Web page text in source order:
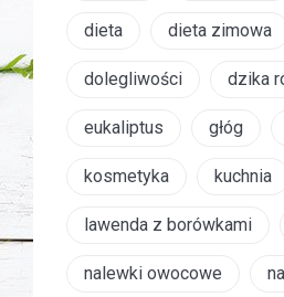
dieta dieta zimowa
dolegliwości dzika
eukaliptus głóg
kosmetyka kuchnia
lawenda z borówkami
nalewki owocowe